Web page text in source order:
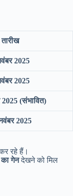
तारीख
2025
2025
(संभावित)
2025
रहे हैं।
गेनदेखने को मिल